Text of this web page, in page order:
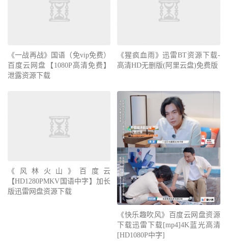
《一战再战》国语（免vip免费）
百度云网盘【1080P高清免费】
泄露资源下载
《猩疯血雨》迅雷BT资源下载-
高清HD无删版(阿里云盘)免费版
《风林火山》百度云
【HD1280PMKV国语中字】加长
版迅雷网盘资源下载
《快乐趣吹风》百度云网盘资源
下载迅雷下载[mp4]4K蓝光高清
[HD1080P中字]